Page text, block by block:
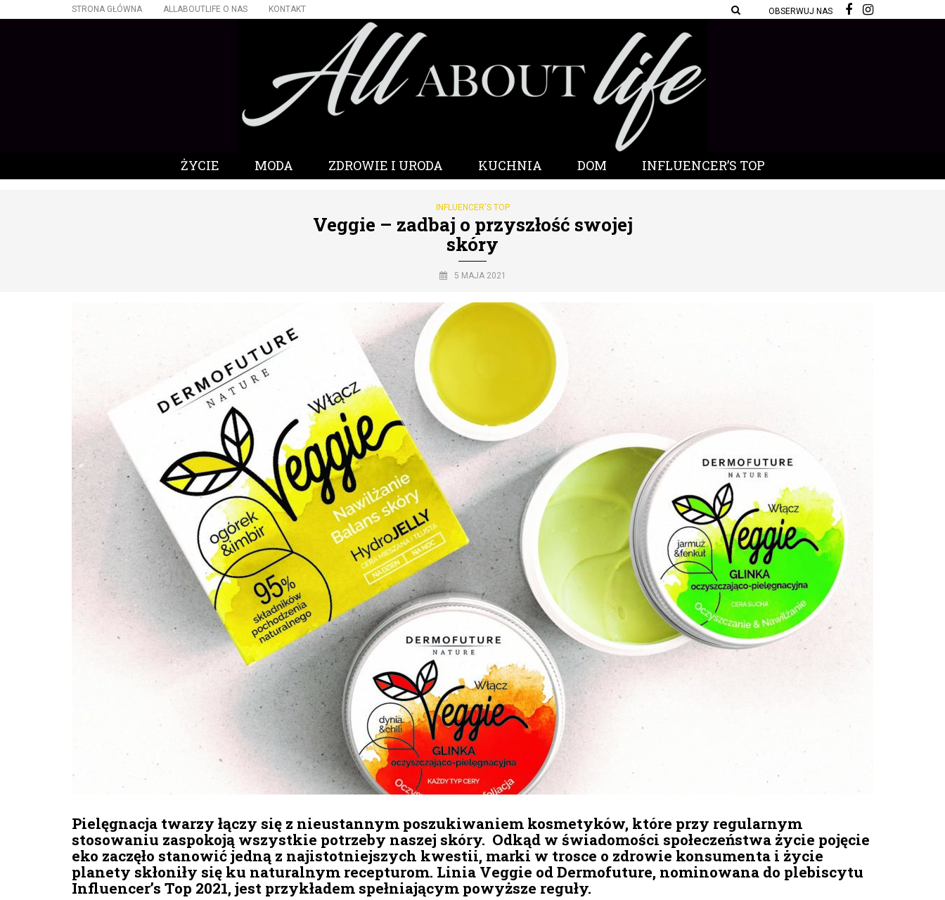
STRONA GŁÓWNA ALLABOUTLIFE O NAS KONTAKT OBSERWUJ NAS
ŻYCIE MODA ZDROWIE I URODA KUCHNIA DOM INFLUENCER’S TOP
INFLUENCER'S TOP
Veggie – zadbaj o przyszłość swojej
skóry
5 MAJA 2021
Pielęgnacja twarzy łączy się z nieustannym poszukiwaniem kosmetyków, które przy regularnym
stosowaniu zaspokoją wszystkie potrzeby naszej skóry. Odkąd w świadomości społeczeństwa życie pojęcie
eko zaczęło stanowić jedną z najistotniejszych kwestii, marki w trosce o zdrowie konsumenta i życie
planety skłoniły się ku naturalnym recepturom. Linia Veggie od Dermofuture, nominowana do plebiscytu
Influencer’s Top 2021, jest przykładem spełniającym powyższe reguły.